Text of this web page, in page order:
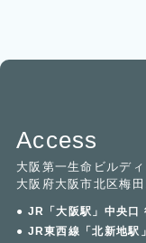
Access
大阪第一生命ビルデ
大阪府大阪市北区梅
● JR「大阪駅」中央口
● JR東西線「北新地駅